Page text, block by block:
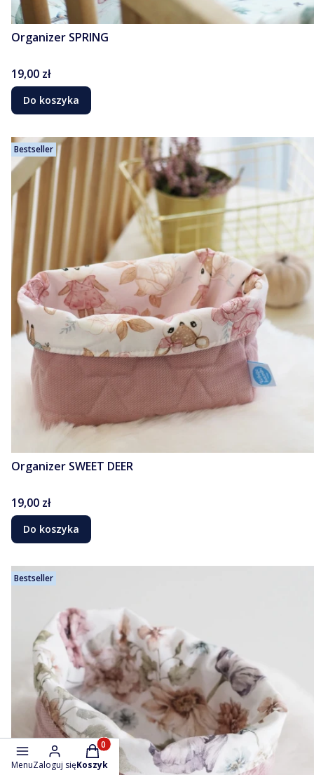
Organizer SPRING
Cena
19,00 zł
Do koszyka
Bestseller
Organizer SWEET DEER
Cena
19,00 zł
Do koszyka
Bestseller
MenuZaloguj się
Produkty w koszyku: 0. Zobacz szczegóły
Koszyk